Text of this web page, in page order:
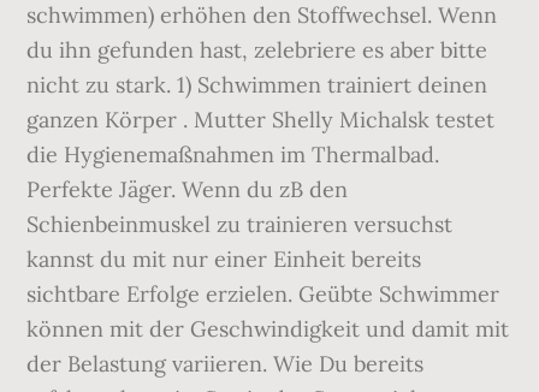
schwimmen) erhöhen den Stoffwechsel. Wenn
du ihn gefunden hast, zelebriere es aber bitte
nicht zu stark. 1) Schwimmen trainiert deinen
ganzen Körper . Mutter Shelly Michalsk testet
die Hygienemaßnahmen im Thermalbad.
Perfekte Jäger. Wenn du zB den
Schienbeinmuskel zu trainieren versuchst
kannst du mit nur einer Einheit bereits
sichtbare Erfolge erzielen. Geübte Schwimmer
können mit der Geschwindigkeit und damit mit
der Belastung variieren. Wie Du bereits